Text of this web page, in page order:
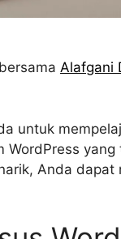
Alafgani
untuk
yang
Anda dapat